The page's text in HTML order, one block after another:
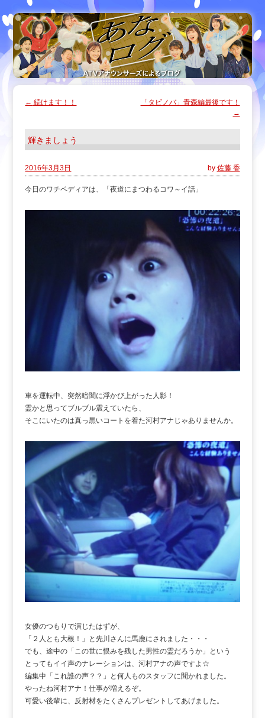
← 続けます！！
「タビノバ」青森編最後です！
→
輝きましょう
2016年3月3日 by 佐藤 香
今日のワチペディアは、「夜道にまつわるコワ～イ話」
車を運転中、突然暗闇に浮かび上がった人影！
霊かと思ってブルブル震えていたら、
そこにいたのは真っ黒いコートを着た河村アナじゃありませんか。
女優のつもりで演じたはずが、
「２人とも大根！」と先川さんに馬鹿にされました・・・
でも、途中の「この世に恨みを残した男性の霊だろうか」という
とってもイイ声のナレーションは、河村アナの声ですよ☆
編集中「これ誰の声？？」と何人ものスタッフに聞かれました。
やったね河村アナ！仕事が増えるぞ。
可愛い後輩に、反射材をたくさんプレゼントしてあげました。